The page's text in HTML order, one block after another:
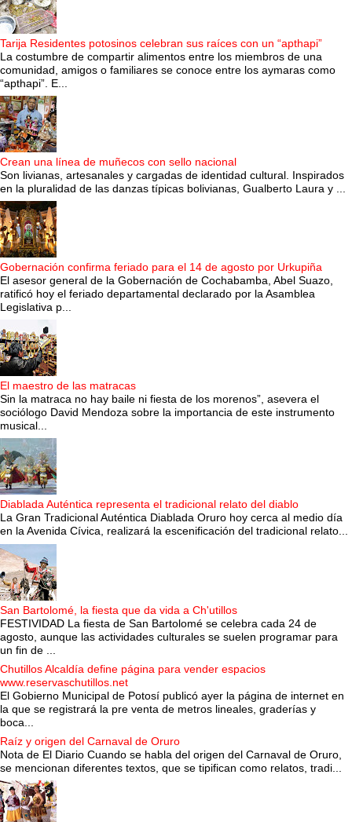
Tarija Residentes potosinos celebran sus raíces con un “apthapi”
La costumbre de compartir alimentos entre los miembros de una
comunidad, amigos o familiares se conoce entre los aymaras como
“apthapi”. E...
Crean una línea de muñecos con sello nacional
Son livianas, artesanales y cargadas de identidad cultural. Inspirados
en la pluralidad de las danzas típicas bolivianas, Gualberto Laura y ...
Gobernación confirma feriado para el 14 de agosto por Urkupiña
El asesor general de la Gobernación de Cochabamba, Abel Suazo,
ratificó hoy el feriado departamental declarado por la Asamblea
Legislativa p...
El maestro de las matracas
Sin la matraca no hay baile ni fiesta de los morenos”, asevera el
sociólogo David Mendoza sobre la importancia de este instrumento
musical...
Diablada Auténtica representa el tradicional relato del diablo
La Gran Tradicional Auténtica Diablada Oruro hoy cerca al medio día
en la Avenida Cívica, realizará la escenificación del tradicional relato...
San Bartolomé, la fiesta que da vida a Ch'utillos
FESTIVIDAD La fiesta de San Bartolomé se celebra cada 24 de
agosto, aunque las actividades culturales se suelen programar para
un fin de ...
Chutillos Alcaldía define página para vender espacios
www.reservaschutillos.net
El Gobierno Municipal de Potosí publicó ayer la página de internet en
la que se registrará la pre venta de metros lineales, graderías y
boca...
Raíz y origen del Carnaval de Oruro
Nota de El Diario Cuando se habla del origen del Carnaval de Oruro,
se mencionan diferentes textos, que se tipifican como relatos, tradi...